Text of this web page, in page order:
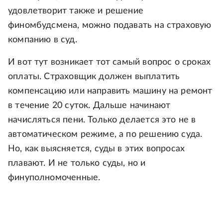
удовлетворит также и решение
финомбудсмена, можно подавать на страховую
компанию в суд.
И вот тут возникает тот самый вопрос о сроках
оплаты. Страховщик должен выплатить
компенсацию или направить машину на ремонт
в течение 20 суток. Дальше начинают
начисляться пени. Только делается это не в
автоматическом режиме, а по решению суда.
Но, как выясняется, суды в этих вопросах
плавают. И не только суды, но и
финуполномоченные.